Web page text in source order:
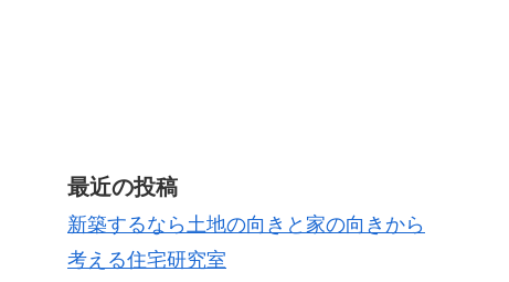
最近の投稿
新築するなら土地の向きと家の向きから
考える住宅研究室